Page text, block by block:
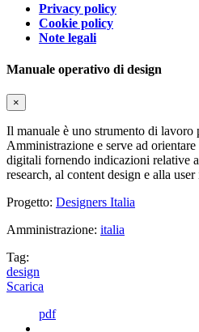
Privacy policy
Cookie policy
Note legali
Manuale operativo di design
×
Il manuale è uno strumento di lavoro
Amministrazione e serve ad
digitali fornendo indicazioni relative
research, al content design e alla user
Progetto: Designers Italia
Amministrazione: italia
Tag:
design
Scarica
pdf